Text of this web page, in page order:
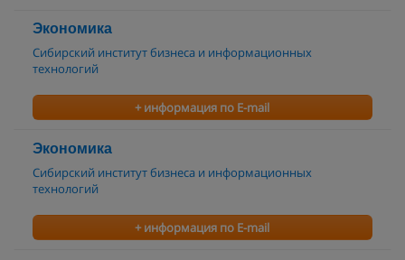
Экономика
Сибирский институт бизнеса и информационных
технологий
+ информация по E-mail
Экономика
Сибирский институт бизнеса и информационных
технологий
+ информация по E-mail